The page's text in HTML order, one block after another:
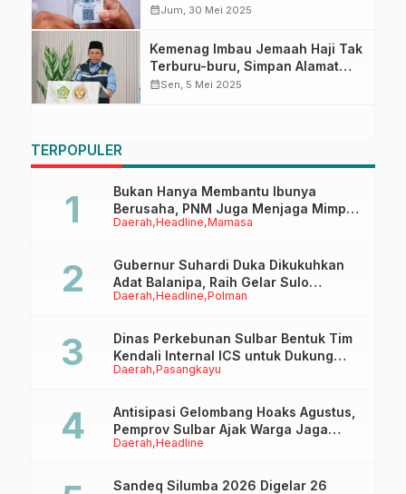
Nusuk
calendar_monthJum, 30 Mei 2025
Kemenag Imbau Jemaah Haji Tak
Terburu-buru, Simpan Alamat
Hotel dan Perbanyak Ibadah di
calendar_monthSen, 5 Mei 2025
TERPOPULER
Daerah Headline Mamasa
Bukan Hanya Membantu Ibunya
Berusaha, PNM Juga Menjaga Mimpi
Anaknya Untuk Menggapai Cita-Cita
Daerah Headline Polman
Gubernur Suhardi Duka Dikukuhkan
Adat Balanipa, Raih Gelar Sulo
Tappidena
Daerah Pasangkayu
Dinas Perkebunan Sulbar Bentuk Tim
Kendali Internal ICS untuk Dukung
Sertifikasi ISPO Pekebun di
Daerah Headline
Antisipasi Gelombang Hoaks Agustus,
Pemprov Sulbar Ajak Warga Jaga
Ruang Digital
Sandeq Silumba 2026 Digelar 26